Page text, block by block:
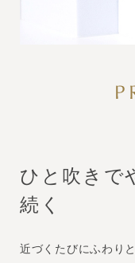
ひと吹きで
続く
近づくたびにふわり